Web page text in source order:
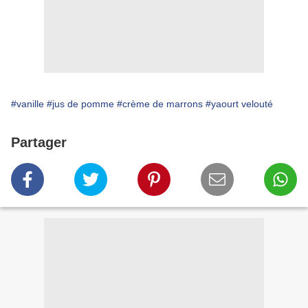
#vanille #jus de pomme #crème de marrons #yaourt velouté
Partager